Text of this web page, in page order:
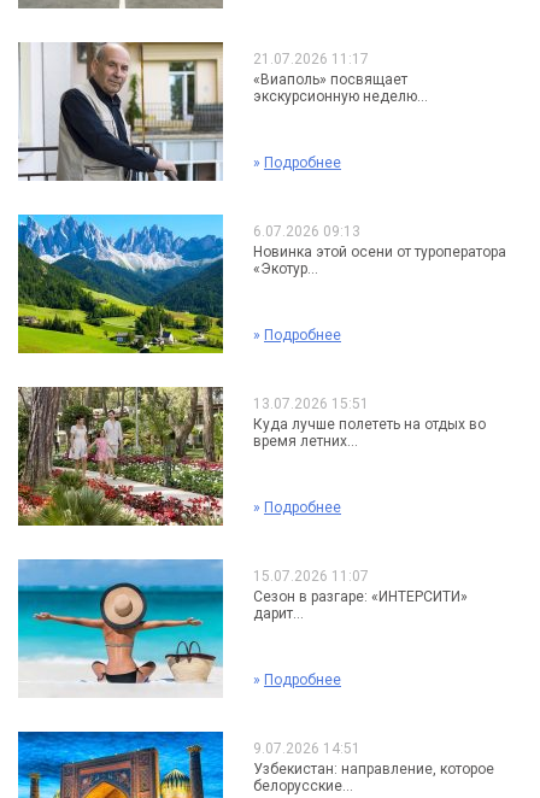
21.07.2026 11:17
«Виаполь» посвящает
экскурсионную неделю...
» Подробнее
6.07.2026 09:13
Новинка этой осени от туроператора
«Экотур...
» Подробнее
13.07.2026 15:51
Куда лучше полететь на отдых во
время летних...
» Подробнее
15.07.2026 11:07
Сезон в разгаре: «ИНТЕРСИТИ»
дарит...
» Подробнее
9.07.2026 14:51
Узбекистан: направление, которое
белорусские...